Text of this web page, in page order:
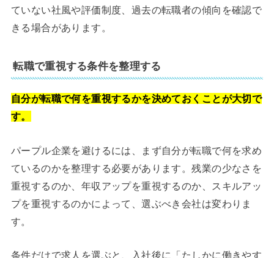
ていない社風や評価制度、過去の転職者の傾向を確認で
きる場合があります。
転職で重視する条件を整理する
自分が転職で何を重視するかを決めておくことが大切で
す。
パープル企業を避けるには、まず自分が転職で何を求め
ているのかを整理する必要があります。残業の少なさを
重視するのか、年収アップを重視するのか、スキルアッ
プを重視するのかによって、選ぶべき会社は変わりま
す。
条件だけで求人を選ぶと、入社後に「たしかに働きやす